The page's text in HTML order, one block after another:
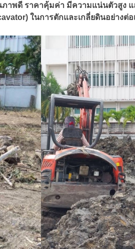
าพดี ราคาคุ้มค่า มีความแน่นตัวสู
ในการตักและเกลี่ยดินอย่างต่อ